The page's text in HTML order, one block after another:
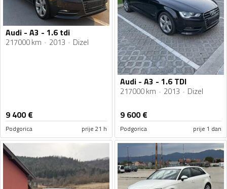
Audi - A3 - 1.6 tdi
217000 km 2013 Dizel
9 400€
Podgorica prije 21 h
Audi - A3 - 1.6 TDI
217000 km 2013 Dizel
9 600€
Podgorica prije 1 dan